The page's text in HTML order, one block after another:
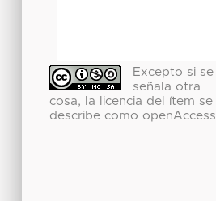
Excepto si se
señala otra
cosa, la licencia del ítem se
describe como openAccess